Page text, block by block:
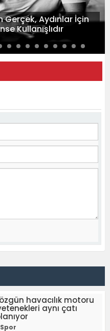
Gerçek, Aydınlar İçin
Kullanışlıdır
havacılık motoru
aynı çatı
Spor